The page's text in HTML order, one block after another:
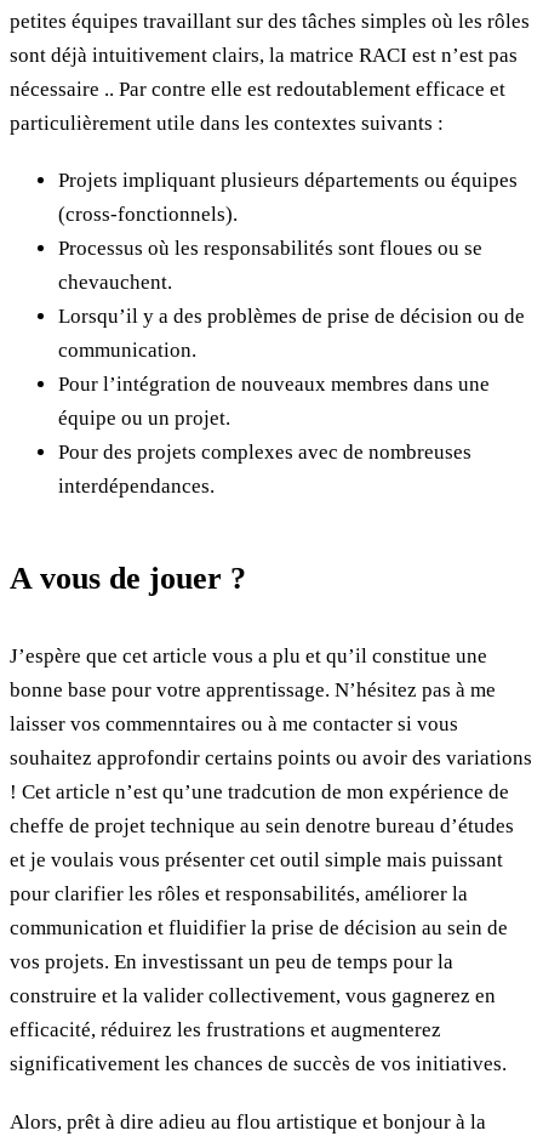
petites équipes travaillant sur des tâches simples où les rôles
sont déjà intuitivement clairs, la matrice RACI est n’est pas
nécessaire .. Par contre elle est redoutablement efficace et
particulièrement utile dans les contextes suivants :
Projets impliquant plusieurs départements ou équipes
(cross-fonctionnels).
Processus où les responsabilités sont floues ou se
chevauchent.
Lorsqu’il y a des problèmes de prise de décision ou de
communication.
Pour l’intégration de nouveaux membres dans une
équipe ou un projet.
Pour des projets complexes avec de nombreuses
interdépendances.
A vous de jouer ?
J’espère que cet article vous a plu et qu’il constitue une
bonne base pour votre apprentissage. N’hésitez pas à me
laisser vos commenntaires ou à me contacter si vous
souhaitez approfondir certains points ou avoir des variations
! Cet article n’est qu’une tradcution de mon expérience de
cheffe de projet technique au sein denotre bureau d’études
et je voulais vous présenter cet outil simple mais puissant
pour clarifier les rôles et responsabilités, améliorer la
communication et fluidifier la prise de décision au sein de
vos projets. En investissant un peu de temps pour la
construire et la valider collectivement, vous gagnerez en
efficacité, réduirez les frustrations et augmenterez
significativement les chances de succès de vos initiatives.
Alors, prêt à dire adieu au flou artistique et bonjour à la